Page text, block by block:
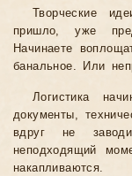
Творческие
пришло, уже
Начинаете
банальное. Или
Логистика
документы,
вдруг не
неподходящий
накапливаются.